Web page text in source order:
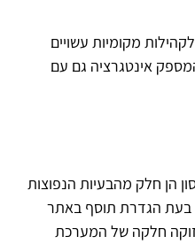
מקומיות עשויים
אינטגרציה גם עם
הן חלק מהבעיות הנפוצות
בעת ​​הגדרת תוסף באתר
חלקה של המערכת